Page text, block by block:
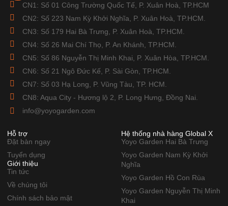
CN1: Số 01 Công Trường Quốc Tế, P. Xuân Hoà, TP.HCM
CN2: Số 223 Nam Kỳ Khởi Nghĩa, P. Xuân Hoà, TP.HCM.
CN3: Số 179 Hai Bà Trưng, P. Xuân Hoà, TP.HCM.
CN4: Số 26 Mai Chí Thọ, P. An Khánh, TP.HCM.
CN5: Số 86 Nguyễn Thị Minh Khai, P. Xuân Hòa, TP.HCM.
CN6: Số 21 Ngô Đức Kế, P. Sài Gòn, TP.HCM.
CN7: Số 03 Hạ Long, P. Vũng Tàu, TP. HCM.
CN8: Aqua City - Hương lộ 2, P. Long Hưng, Đồng Nai.
info@yoyogarden.com
Hỗ trợ
Đặt bàn ngay
Tuyển dụng
Giới thiệu
Tin tức
Về chúng tôi
Chính sách bảo mật
Hệ thống nhà hàng Global X
Yoyo Garden Hai Bà Trưng
Yoyo Garden Nam Kỳ Khởi
Nghĩa
Yoyo Garden Hồ Con Rùa
Yoyo Garden Nguyễn Thị Minh
Khai